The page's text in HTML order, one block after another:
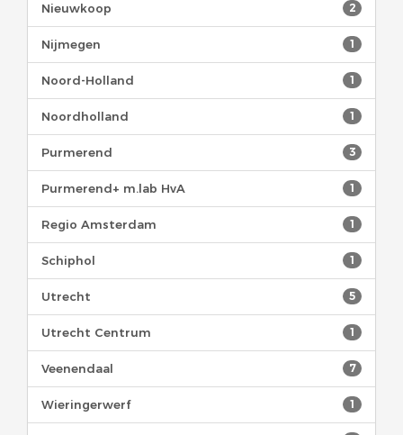
2
Nieuwkoop
1
Nijmegen
1
Noord-Holland
1
Noordholland
3
Purmerend
1
Purmerend+ m.lab HvA
1
Regio Amsterdam
1
Schiphol
5
Utrecht
1
Utrecht Centrum
7
Veenendaal
1
Wieringerwerf